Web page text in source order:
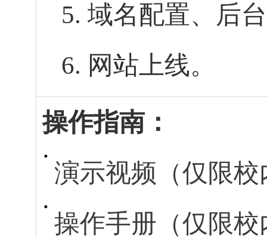
5. 域名配置、后
6. 网站上线。
操作指南：
演示视频（仅限校
操作手册（仅限校